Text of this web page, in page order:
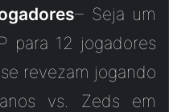
– Seja um
para 12 jogadores
revezam jogando
vs. Zeds em